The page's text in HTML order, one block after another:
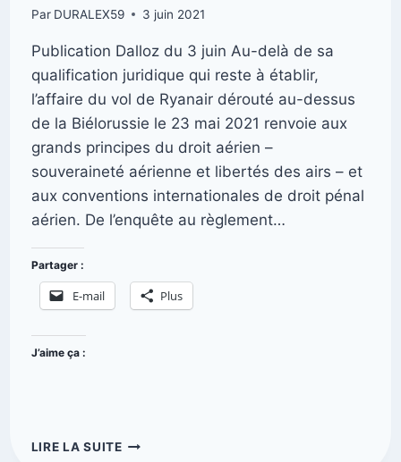
Par DURALEX59 3 juin 2021
Publication Dalloz du 3 juin Au-delà de sa
qualification juridique qui reste à établir,
l’affaire du vol de Ryanair dérouté au-dessus
de la Biélorussie le 23 mai 2021 renvoie aux
grands principes du droit aérien –
souveraineté aérienne et libertés des airs – et
aux conventions internationales de droit pénal
aérien. De l’enquête au règlement…
Partager :
E-mail Plus
J’aime ça :
LIRE LA SUITE